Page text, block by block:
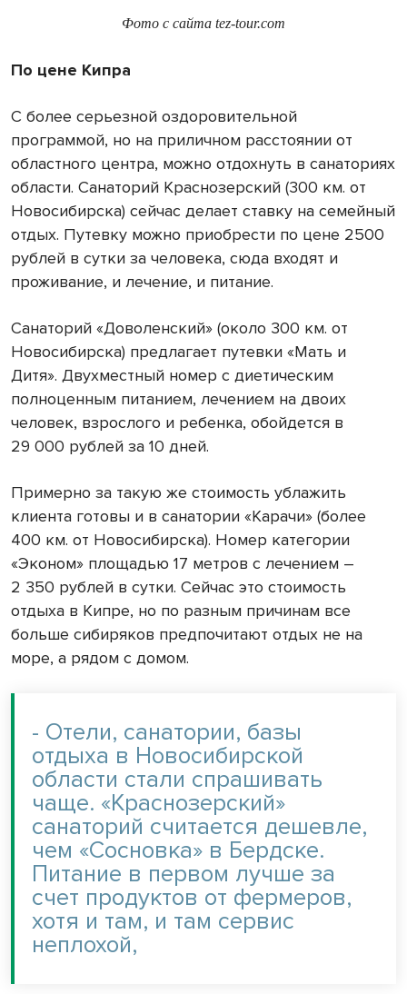
Фото с сайта tez-tour.com
По цене Кипра
С более серьезной оздоровительной
программой, но на приличном расстоянии от
областного центра, можно отдохнуть в санаториях
области. Санаторий Краснозерский (300 км. от
Новосибирска) сейчас делает ставку на семейный
отдых. Путевку можно приобрести по цене 2500
рублей в сутки за человека, сюда входят и
проживание, и лечение, и питание.
Санаторий «Доволенский» (около 300 км. от
Новосибирска) предлагает путевки «Мать и
Дитя». Двухместный номер с диетическим
полноценным питанием, лечением на двоих
человек, взрослого и ребенка, обойдется в
29 000 рублей за 10 дней.
Примерно за такую же стоимость ублажить
клиента готовы и в санатории «Карачи» (более
400 км. от Новосибирска). Номер категории
«Эконом» площадью 17 метров с лечением –
2 350 рублей в сутки. Сейчас это стоимость
отдыха в Кипре, но по разным причинам все
больше сибиряков предпочитают отдых не на
море, а рядом с домом.
- Отели, санатории, базы
отдыха в Новосибирской
области стали спрашивать
чаще. «Краснозерский»
санаторий считается дешевле,
чем «Сосновка» в Бердске.
Питание в первом лучше за
счет продуктов от фермеров,
хотя и там, и там сервис
неплохой,